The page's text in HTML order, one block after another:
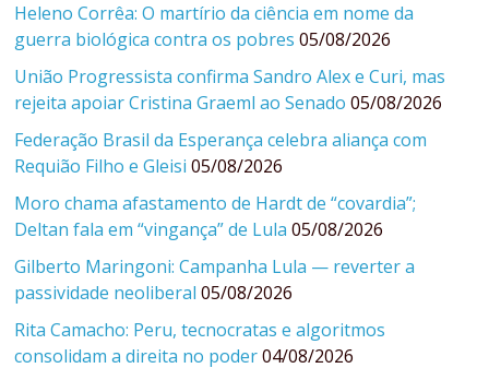
Heleno Corrêa: O martírio da ciência em nome da
guerra biológica contra os pobres 05/08/2026
União Progressista confirma Sandro Alex e Curi, mas
rejeita apoiar Cristina Graeml ao Senado 05/08/2026
Federação Brasil da Esperança celebra aliança com
Requião Filho e Gleisi 05/08/2026
Moro chama afastamento de Hardt de “covardia”;
Deltan fala em “vingança” de Lula 05/08/2026
Gilberto Maringoni: Campanha Lula — reverter a
passividade neoliberal 05/08/2026
Rita Camacho: Peru, tecnocratas e algoritmos
consolidam a direita no poder 04/08/2026